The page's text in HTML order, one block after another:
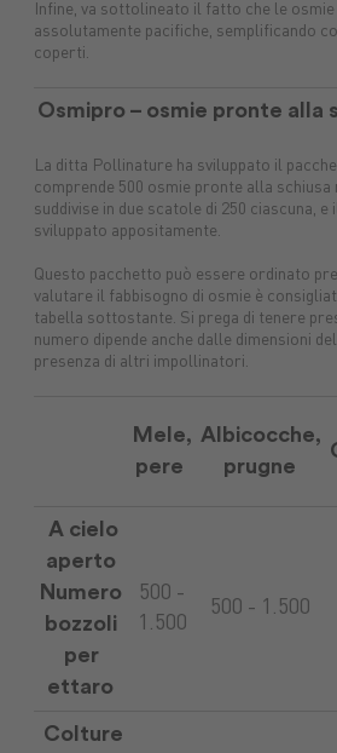
Infine, va sottolineato il fatto che le osmie
assolutamente pacifiche, semplificando
coperti.
Osmipro – osmie pronte alla
La ditta Pollinature ha sviluppato il
comprende 500 osmie pronte alla schiusa
suddivise in due scatole di 250 ciascuna, e
sviluppato appositamente.
Questo pacchetto può essere ordinato
valutare il fabbisogno di osmie è
tabella sottostante. Si prega di tenere
numero dipende anche dalle dimensioni
presenza di altri impollinatori.
Mele,
pere
Albicocche,
prugne
A cielo
aperto
Numero
bozzoli
per
ettaro
500 -
1.500
500 - 1.500
Colture